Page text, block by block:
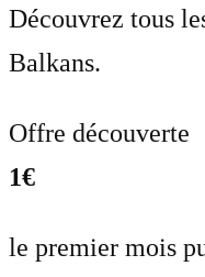
Découvrez tous
Balkans.
Offre découverte
1€
le premier mois